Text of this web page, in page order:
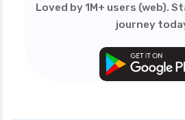
Loved by 1M+ users (web).
journey